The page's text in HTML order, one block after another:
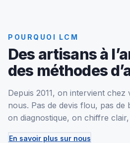
POURQUOI LCM
Des artisans à
des méthodes
Depuis 2011, on intervient chez
nous. Pas de devis flou, pas de
on diagnostique, on chiffre
En savoir plus sur nous